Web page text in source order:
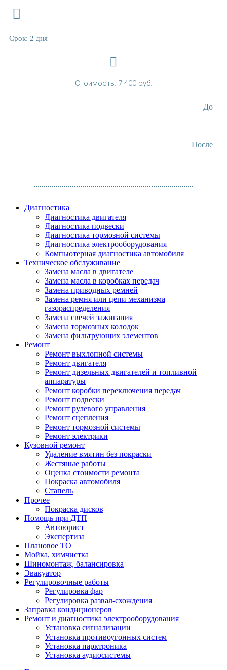
Срок: 2 дня
Стоимость: 7 400 руб.
До
После
Диагностика
Диагностика двигателя
Диагностика подвески
Диагностика тормозной системы
Диагностика электрооборудования
Компьютерная диагностика автомобиля
Техническое обслуживание
Замена масла в двигателе
Замена масла в коробках передач
Замена приводных ремней
Замена ремня или цепи механизма
газораспределения
Замена свечей зажигания
Замена тормозных колодок
Замена фильтрующих элементов
Ремонт
Ремонт выхлопной системы
Ремонт двигателя
Ремонт дизельных двигателей и топливной
аппаратуры
Ремонт коробки переключения передач
Ремонт подвески
Ремонт рулевого управления
Ремонт сцепления
Ремонт тормозной системы
Ремонт электрики
Кузовной ремонт
Удаление вмятин без покраски
Жестяные работы
Оценка стоимости ремонта
Покраска автомобиля
Стапель
Прочее
Покраска дисков
Помощь при ДТП
Автоюрист
Экспертиза
Плановое ТО
Мойка, химчистка
Шиномонтаж, балансировка
Эвакуатор
Регулировочные работы
Регулировка фар
Регулировка развал-схождения
Заправка кондиционеров
Ремонт и диагностика электрооборудования
Установка сигнализации
Установка противоугонных систем
Установка парктроника
Установка аудиосистемы